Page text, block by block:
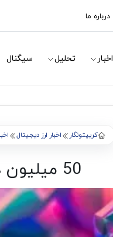
درباره ما
اخبار تحلیل سیگنال
کریپتونگار اخبار ارز دیجیتال
50 میلیون دلار درآمد کارمزد Uniswap Labs